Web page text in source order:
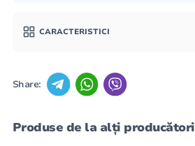
CARACTERISTICI
Share:
Produse de la alți producători